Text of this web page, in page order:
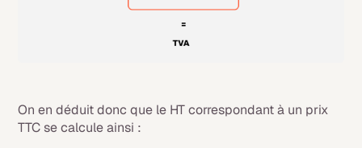
On en déduit donc que le HT correspondant à un prix
TTC se calcule ainsi :